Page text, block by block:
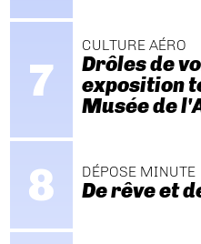
CULTURE AÉRO
Drôles de
exposition
Musée de
DÉPOSE MINUTE
De rêve et